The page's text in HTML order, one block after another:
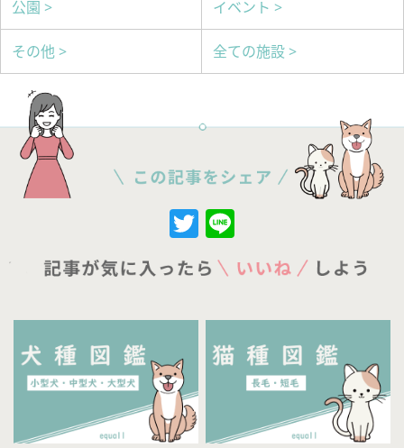
公園 > イベント >
その他 > 全ての施設 >
Twitter